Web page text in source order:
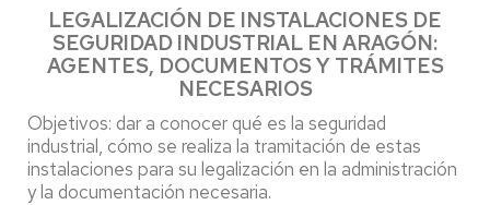
LEGALIZACIÓN DE INSTALACIONES DE
SEGURIDAD INDUSTRIAL EN ARAGÓN:
AGENTES, DOCUMENTOS Y TRÁMITES
NECESARIOS
Objetivos: dar a conocer qué es la seguridad
industrial, cómo se realiza la tramitación de estas
instalaciones para su legalización en la administración
y la documentación necesaria.